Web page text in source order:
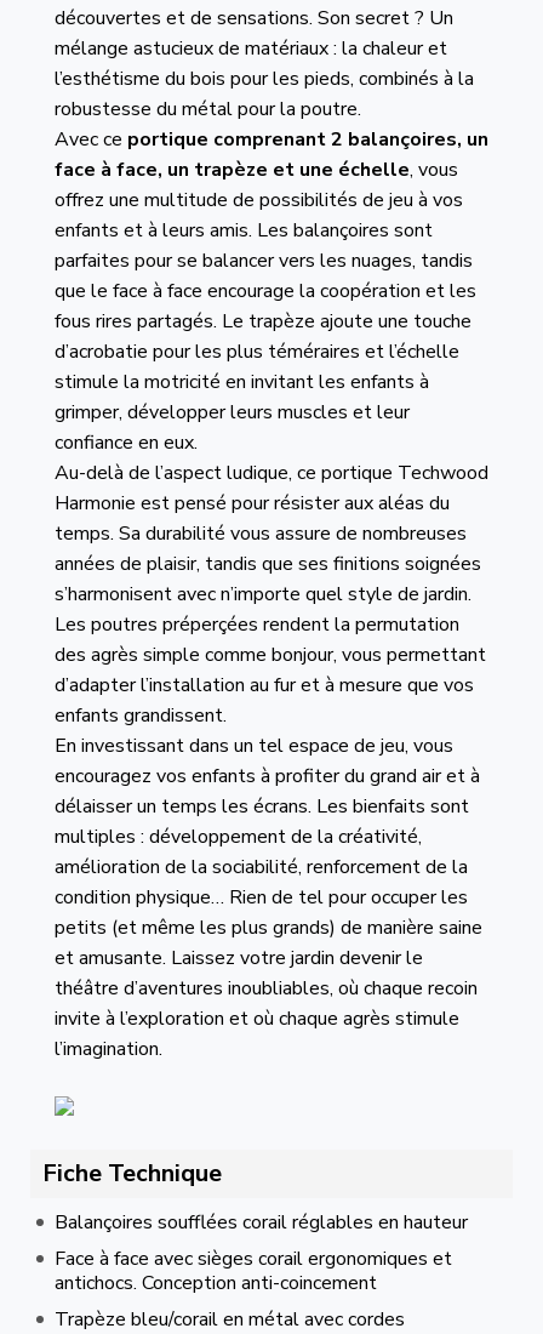
découvertes et de sensations. Son secret ? Un
mélange astucieux de matériaux : la chaleur et
l’esthétisme du bois pour les pieds, combinés à la
robustesse du métal pour la poutre.
Avec ce portique comprenant 2 balançoires, un
face à face, un trapèze et une échelle, vous
offrez une multitude de possibilités de jeu à vos
enfants et à leurs amis. Les balançoires sont
parfaites pour se balancer vers les nuages, tandis
que le face à face encourage la coopération et les
fous rires partagés. Le trapèze ajoute une touche
d’acrobatie pour les plus téméraires et l’échelle
stimule la motricité en invitant les enfants à
grimper, développer leurs muscles et leur
confiance en eux.
Au-delà de l’aspect ludique, ce portique Techwood
Harmonie est pensé pour résister aux aléas du
temps. Sa durabilité vous assure de nombreuses
années de plaisir, tandis que ses finitions soignées
s’harmonisent avec n’importe quel style de jardin.
Les poutres préperçées rendent la permutation
des agrès simple comme bonjour, vous permettant
d’adapter l’installation au fur et à mesure que vos
enfants grandissent.
En investissant dans un tel espace de jeu, vous
encouragez vos enfants à profiter du grand air et à
délaisser un temps les écrans. Les bienfaits sont
multiples : développement de la créativité,
amélioration de la sociabilité, renforcement de la
condition physique… Rien de tel pour occuper les
petits (et même les plus grands) de manière saine
et amusante. Laissez votre jardin devenir le
théâtre d’aventures inoubliables, où chaque recoin
invite à l’exploration et où chaque agrès stimule
l’imagination.
Fiche Technique
Balançoires soufflées corail réglables en hauteur
Face à face avec sièges corail ergonomiques et
antichocs. Conception anti-coincement
Trapèze bleu/corail en métal avec cordes